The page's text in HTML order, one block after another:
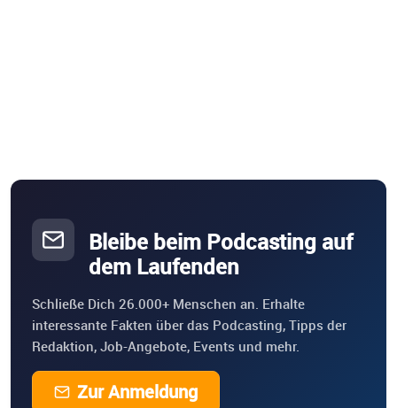
Bleibe beim Podcasting auf
dem Laufenden
Schließe Dich 26.000+ Menschen an. Erhalte
interessante Fakten über das Podcasting, Tipps der
Redaktion, Job-Angebote, Events und mehr.
Zur Anmeldung